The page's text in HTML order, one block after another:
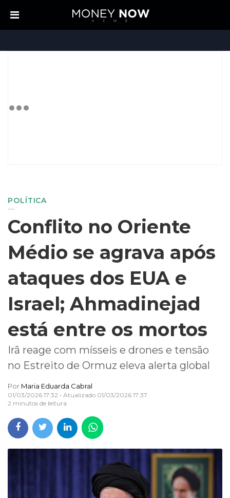
POLÍTICA
Conflito no Oriente
Médio se agrava após
ataques dos EUA e
Israel; Ahmadinejad
está entre os mortos
Irã reage com mísseis e drones e tensão
no Estreito de Ormuz eleva alerta global
Por Maria Eduarda Cabral
01/03/2026 17:32 • Atualizado 01/03/2026 17:37
2 minutos de leitura